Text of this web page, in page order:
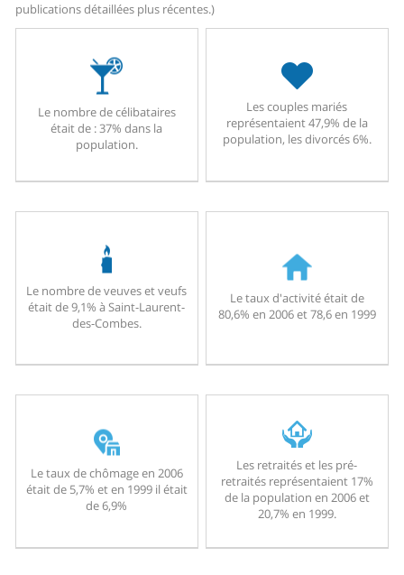
publications détaillées plus récentes.)
Le nombre de célibataires
était de : 37% dans la
population.
Les couples mariés
représentaient 47,9% de la
population, les divorcés 6%.
Le nombre de veuves et veufs
était de 9,1% à Saint-Laurent-
des-Combes.
Le taux d'activité était de
80,6% en 2006 et 78,6 en 1999
Le taux de chômage en 2006
était de 5,7% et en 1999 il était
de 6,9%
Les retraités et les pré-
retraités représentaient 17%
de la population en 2006 et
20,7% en 1999.